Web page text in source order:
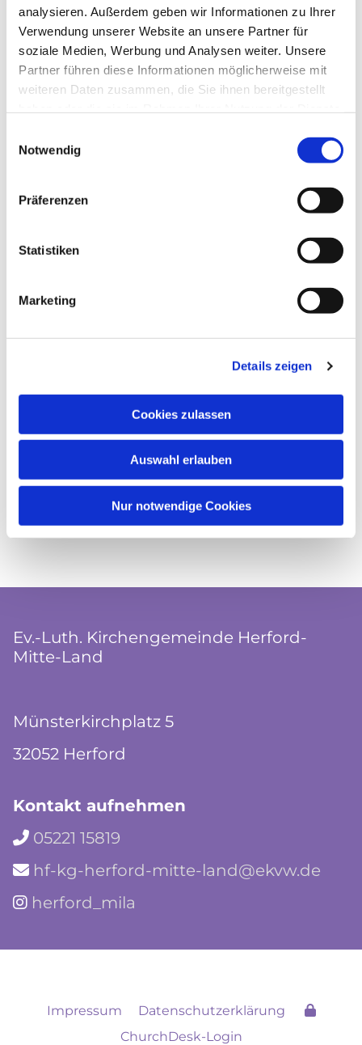
analysieren. Außerdem geben wir Informationen zu Ihrer
Verwendung unserer Website an unsere Partner für
soziale Medien, Werbung und Analysen weiter. Unsere
Partner führen diese Informationen möglicherweise mit
weiteren Daten zusammen, die Sie ihnen bereitgestellt
Notwendig
Präferenzen
Statistiken
Marketing
Details zeigen
Cookies zulassen
Auswahl erlauben
Nur notwendige Cookies
Ev.-Luth. Kirchengemeinde Herford-
Mitte-Land
Münsterkirchplatz 5
32052 Herford
Kontakt aufnehmen
 05221 15819
 hf-kg-herford-mitte-land@ekvw.de
 herford_mila
Impressum
Datenschutzerklärung
ChurchDesk-Login